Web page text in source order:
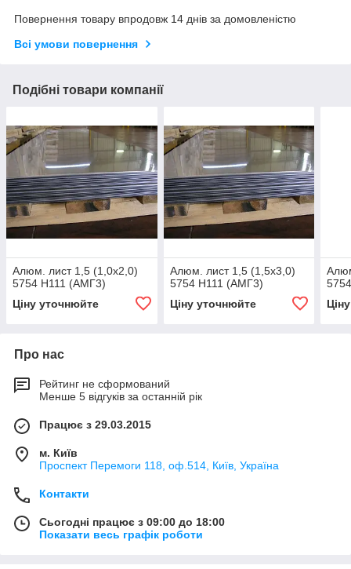
Повернення товару впродовж 14 днів за домовленістю
Всі умови повернення
Подібні товари компанії
Алюм. лист 1,5 (1,0х2,0)
5754 Н111 (АМГ3)
Ціну уточнюйте
Алюм. лист 1,5 (1,5х3,0)
5754 Н111 (АМГ3)
Ціну уточнюйте
Про нас
Рейтинг не сформований
Менше 5 відгуків за останній рік
Працює з 29.03.2015
м. Київ
Проспект Перемоги 118, оф.514, Київ, Україна
Контакти
Сьогодні працює з 09:00 до 18:00
Показати весь графік роботи